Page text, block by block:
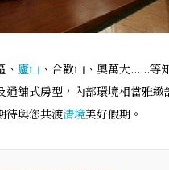
廬山 、合歡山、奧萬大......等
舖式房型，內部環境相當雅緻
待與您共渡清境美好假期。